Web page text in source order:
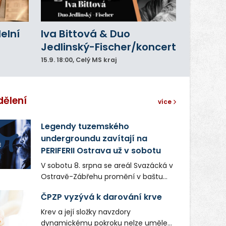
Iva Bittová & Duo
Jedlinský-Fischer/koncert
15.9. 18:00, Celý MS kraj
více
Legendy tuzemského
undergroundu zavítají na
PERIFERII Ostrava už v sobotu
V sobotu 8. srpna se areál Svazácká v
Ostravě-Zábřehu promění v baštu
hudby. Uskuteční se zde totiž první
ročník festivalu PERIFERIE Ostrava.
Brány areálu se otevřou půlhodinu po
ČPZP vyzývá k darování krve
Krev a její složky navzdory
dynamickému pokroku nelze uměle